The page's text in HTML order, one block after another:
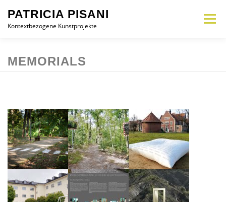
Inhalt
springen
PATRICIA PISANI
Kontextbezogene Kunstprojekte
Menü
MEMORIAL INTERVENTION
MEMORIALS